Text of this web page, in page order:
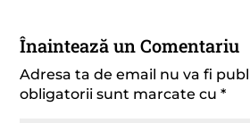
Înaintează un Comentariu
Adresa ta de email nu va fi
obligatorii sunt marcate cu*